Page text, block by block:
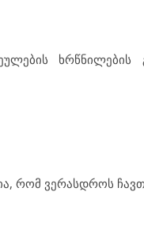
ულების ხრწნილების
რომ ვერასდროს ჩავ